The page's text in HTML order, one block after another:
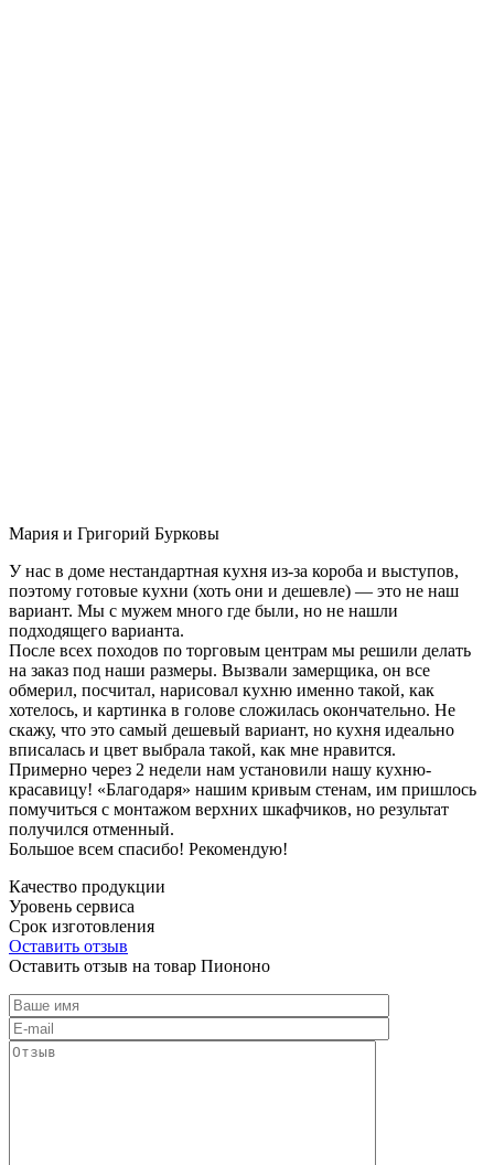
Мария и Григорий Бурковы
У нас в доме нестандартная кухня из-за короба и выступов,
поэтому готовые кухни (хоть они и дешевле) — это не наш
вариант. Мы с мужем много где были, но не нашли
подходящего варианта.
После всех походов по торговым центрам мы решили делать
на заказ под наши размеры. Вызвали замерщика, он все
обмерил, посчитал, нарисовал кухню именно такой, как
хотелось, и картинка в голове сложилась окончательно. Не
скажу, что это самый дешевый вариант, но кухня идеально
вписалась и цвет выбрала такой, как мне нравится.
Примерно через 2 недели нам установили нашу кухню-
красавицу! «Благодаря» нашим кривым стенам, им пришлось
помучиться с монтажом верхних шкафчиков, но результат
получился отменный.
Большое всем спасибо! Рекомендую!
Качество продукции
Уровень сервиса
Срок изготовления
Оставить отзыв
Оставить отзыв на товар Пиононо